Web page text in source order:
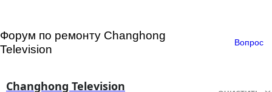
Форум по ремонту Changhong
Television
Вопрос
Changhong Television